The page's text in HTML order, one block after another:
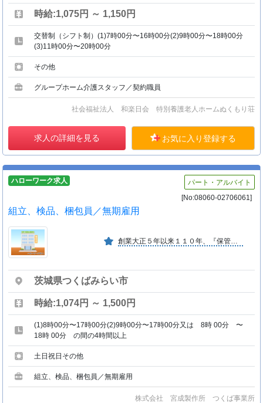
時給:1,075円 ～ 1,150円
交替制（シフト制）(1)7時00分〜16時00分(2)9時00分〜18時00分
(3)11時00分〜20時00分
その他
グループホーム介護スタッフ／契約職員
社会福祉法人 和楽日会 特別養護老人ホームぬくもり荘
求人の詳細を見る お気に入り登録する
ハローワーク求人
パート・アルバイト
[No:08060-02706061]
組立、検品、梱包員／無期雇用
創業大正５年以来１１０年、『保管庫』へのこだわりを継続し、歩一歩の精神で今日まで至ります。
茨城県つくばみらい市
時給:1,074円 ～ 1,500円
(1)8時00分〜17時00分(2)9時00分〜17時00分又は 8時 00分 〜
18時 00分 の間の4時間以上
土日祝日その他
組立、検品、梱包員／無期雇用
株式会社 宮成製作所 つくば事業所